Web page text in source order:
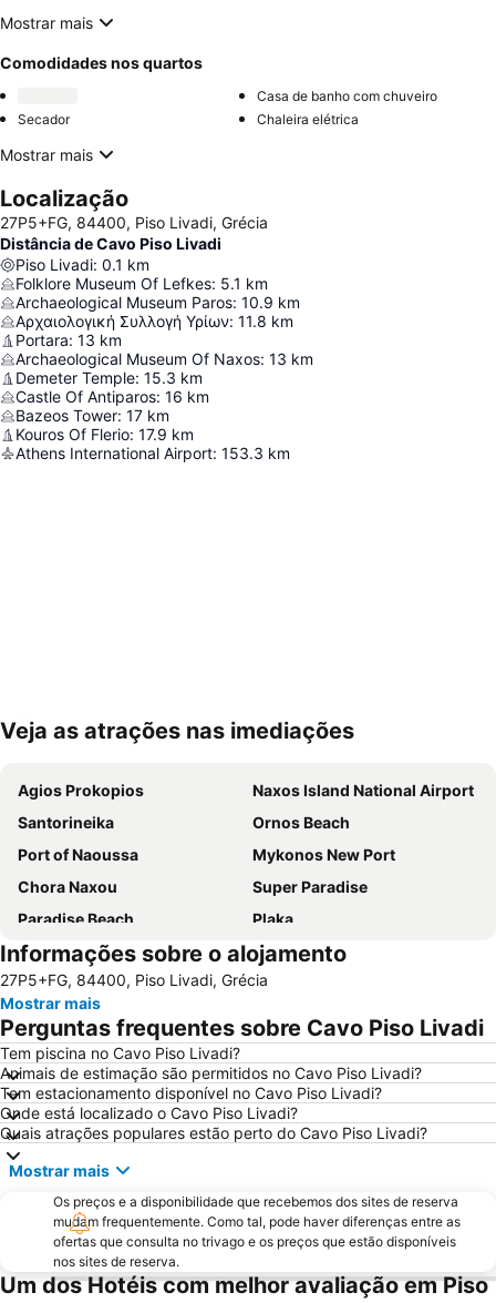
Mostrar mais
Comodidades nos quartos
Casa de banho com chuveiro
Secador
Chaleira elétrica
Mostrar mais
Localização
27P5+FG, 84400, Piso Livadi, Grécia
Distância de Cavo Piso Livadi
Piso Livadi: 0.1 km
Folklore Museum Of Lefkes: 5.1 km
Archaeological Museum Paros: 10.9 km
Αρχαιολογική Συλλογή Υρίων: 11.8 km
Portara: 13 km
Archaeological Museum Of Naxos: 13 km
Demeter Temple: 15.3 km
Castle Of Antiparos: 16 km
Bazeos Tower: 17 km
Kouros Of Flerio: 17.9 km
Athens International Airport: 153.3 km
Ampliar mapa
Veja as atrações nas imediações
Agios Prokopios
Naxos Island National Airport
Santorineika
Ornos Beach
Port of Naoussa
Mykonos New Port
Chora Naxou
Super Paradise
Paradise Beach
Plaka
Old Port of Mykonos City
Glyfada
Lazarou beach
Platys Gyalos
Kalo Livadi
Punda Beach Club
Psaraliki
Mylopotas Beach
Paranga Beach
Psarou Beach
Mykonos Island National Airport
Chryssi Akti
Elia
Traditional Settlement of Mykonos
Kastraki
Agrari
Marco Polo
1. Antanaklasis Music Festival Mykonos
Informações sobre o alojamento
27P5+FG, 84400, Piso Livadi, Grécia
Mostrar mais
Perguntas frequentes sobre Cavo Piso Livadi
Tem piscina no Cavo Piso Livadi?
Animais de estimação são permitidos no Cavo Piso Livadi?
Tem estacionamento disponível no Cavo Piso Livadi?
Onde está localizado o Cavo Piso Livadi?
Quais atrações populares estão perto do Cavo Piso Livadi?
Mostrar mais
Os preços e a disponibilidade que recebemos dos sites de reserva
mudam frequentemente. Como tal, pode haver diferenças entre as
ofertas que consulta no trivago e os preços que estão disponíveis
nos sites de reserva.
Um dos Hotéis com melhor avaliação em Piso